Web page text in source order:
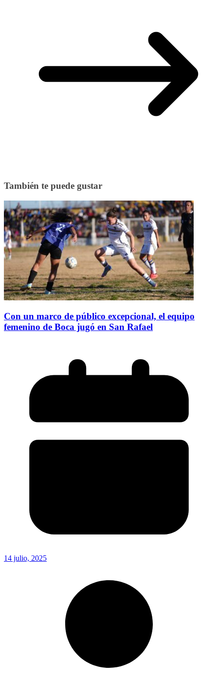
También te puede gustar
Con un marco de público excepcional, el equipo
femenino de Boca jugó en San Rafael
14 julio, 2025